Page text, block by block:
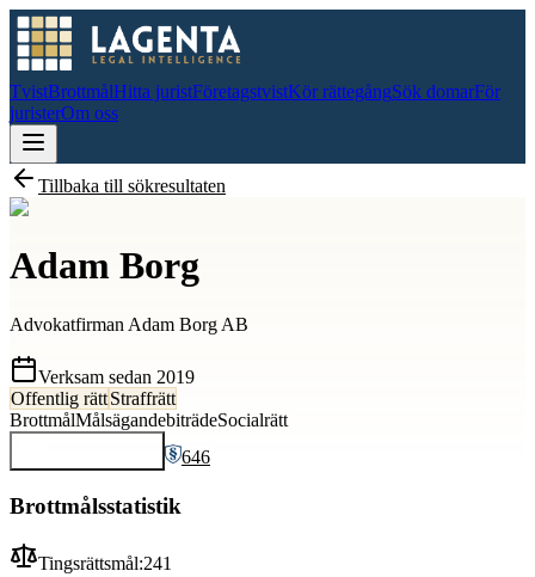
TvistBrottmålHitta juristFöretagstvistKör rättegångSök domarFör
juristerOm oss
Tillbaka till sökresultaten
Adam Borg
Advokatfirman Adam Borg AB
Verksam sedan 2019
Offentlig rättStraffrätt
BrottmålMålsägandebiträdeSocialrätt
646
Brottmålsstatistik
Tingsrättsmål:241